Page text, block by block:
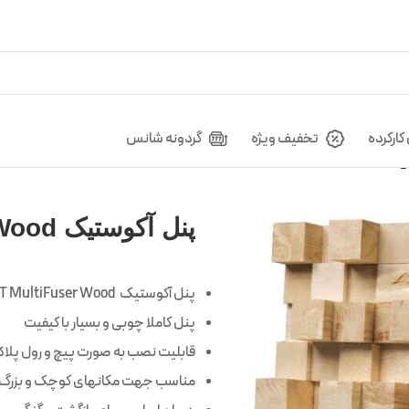
تخفیف ویژه
گردونه شانس
پنل آکوستیک SILENT MultiFuser Wood
پنل آکوستیک SILENT MultiFuser Wood
پنل کاملا چوبی و بسیار با کیفیت
قابلیت نصب به صورت پیچ و رول
مناسب جهت مکانهای کوچک و بزرگ